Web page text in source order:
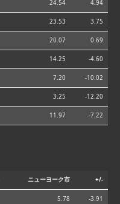
24.54 4.94
23.53 3.75
20.07 0.69
14.25 -4.60
7.20 -10.02
3.25 -12.20
11.97 -7.22
ニューヨーク市 +/-
5.78 -3.91